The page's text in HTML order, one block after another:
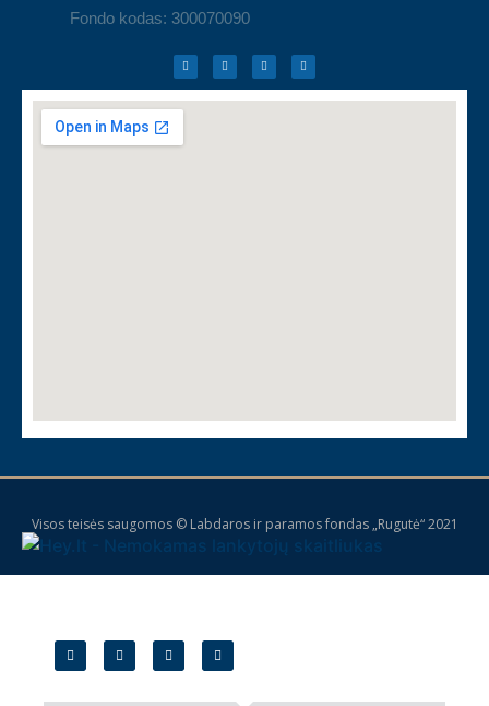
Fondo kodas: 300070090
Visos teisės saugomos © Labdaros ir paramos fondas „Rugutė“ 2021